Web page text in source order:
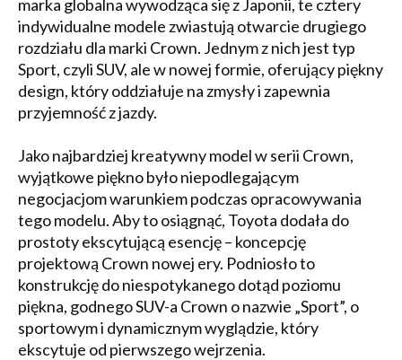
marka globalna wywodząca się z Japonii, te cztery
indywidualne modele zwiastują otwarcie drugiego
rozdziału dla marki Crown. Jednym z nich jest typ
Sport, czyli SUV, ale w nowej formie, oferujący piękny
design, który oddziałuje na zmysły i zapewnia
przyjemność z jazdy.
Jako najbardziej kreatywny model w serii Crown,
wyjątkowe piękno było niepodlegającym
negocjacjom warunkiem podczas opracowywania
tego modelu. Aby to osiągnąć, Toyota dodała do
prostoty ekscytującą esencję – koncepcję
projektową Crown nowej ery. Podniosło to
konstrukcję do niespotykanego dotąd poziomu
piękna, godnego SUV-a Crown o nazwie „Sport”, o
sportowym i dynamicznym wyglądzie, który
ekscytuje od pierwszego wejrzenia.